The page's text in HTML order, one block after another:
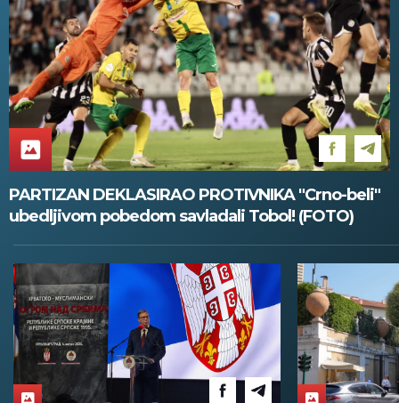
PARTIZAN DEKLASIRAO PROTIVNIKA "Crno-beli"
ubedljivom pobedom savladali Tobol! (FOTO)